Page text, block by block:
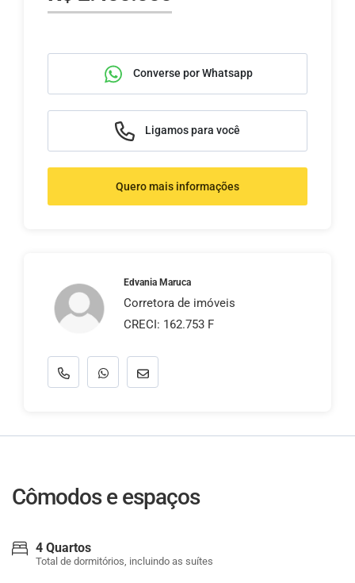
Converse por Whatsapp
Ligamos para você
Quero mais informações
Edvania Maruca
Corretora de imóveis
CRECI: 162.753 F
Cômodos e espaços
4 Quartos
Total de dormitórios, incluindo as suítes